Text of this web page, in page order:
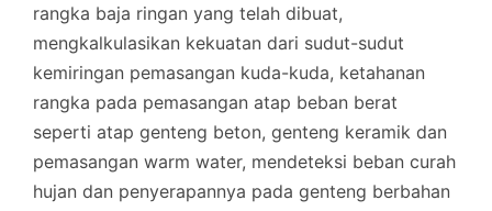
rangka baja ringan yang telah dibuat,
mengkalkulasikan kekuatan dari sudut-sudut
kemiringan pemasangan kuda-kuda, ketahanan
rangka pada pemasangan atap beban berat
seperti atap genteng beton, genteng keramik dan
pemasangan warm water, mendeteksi beban curah
hujan dan penyerapannya pada genteng berbahan